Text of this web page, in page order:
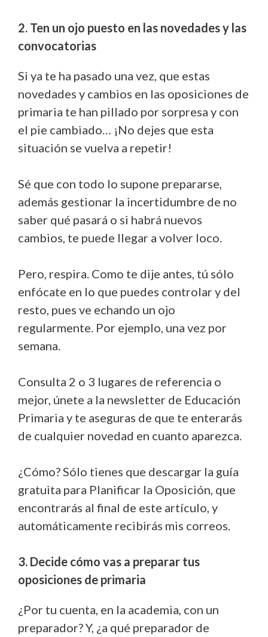
2. Ten un ojo puesto en las novedades y las
convocatorias
Si ya te ha pasado una vez, que estas
novedades y cambios en las oposiciones de
primaria te han pillado por sorpresa y con
el pie cambiado… ¡No dejes que esta
situación se vuelva a repetir!
Sé que con todo lo supone prepararse,
además gestionar la incertidumbre de no
saber qué pasará o si habrá nuevos
cambios, te puede llegar a volver loco.
Pero, respira. Como te dije antes, tú sólo
enfócate en lo que puedes controlar y del
resto, pues ve echando un ojo
regularmente. Por ejemplo, una vez por
semana.
Consulta 2 o 3 lugares de referencia o
mejor, únete a la newsletter de Educación
Primaria y te aseguras de que te enterarás
de cualquier novedad en cuanto aparezca.
¿Cómo? Sólo tienes que descargar la guía
gratuita para Planificar la Oposición, que
encontrarás al final de este artículo, y
automáticamente recibirás mis correos.
3. Decide cómo vas a preparar tus
oposiciones de primaria
¿Por tu cuenta, en la academia, con un
preparador? Y, ¿a qué preparador de